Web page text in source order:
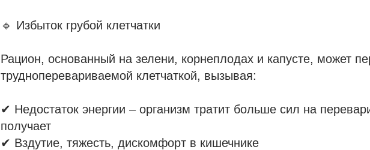
🔹 Избыток грубой клетчатки
Рацион, основанный на зелени, корнеплодах и капусте, может
трудноперевариваемой клетчаткой, вызывая:
✔ Недостаток энергии – организм тратит больше сил на
получает
✔ Вздутие, тяжесть, дискомфорт в кишечнике